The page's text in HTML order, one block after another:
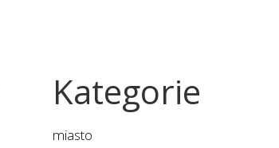
Kategorie
miasto